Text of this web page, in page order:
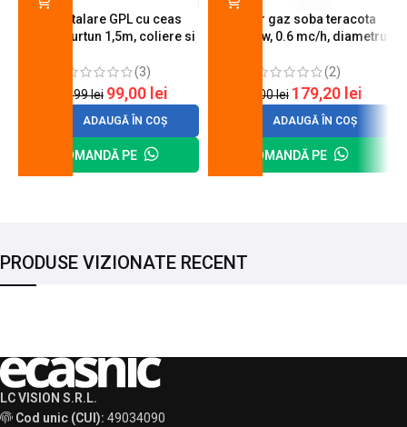
Kit instalare GPL cu ceas
butelie, furtun 1,5m, coliere si
(3)
120,99lei 99,00 lei
ADAUGĂ ÎN COȘ
COMANDĂ PE
Arzator gaz soba teracota
A600, 6 kw, 0.6 mc/h, diametru
(2)
200,00lei 179,20 lei
ADAUGĂ ÎN COȘ
COMANDĂ PE
PRODUSE VIZIONATE RECENT
LC VISION S.R.L.
Cod unic (CUI): 49034090